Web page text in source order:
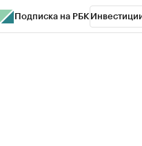
Подписка на РБК